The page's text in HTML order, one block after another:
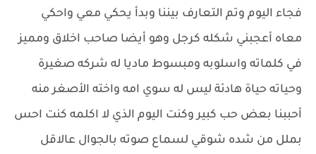
فجاء اليوم وتم التعارف بيننا وبدأ يحكي معي واحكي
معاه أعجبني شكله كرجل وهو أيضا صاحب اخلاق ومميز
في كلماته واسلوبه ومبسوط ماديا له شركه صغيرة
وحياته حياة هادئة ليس له سوي امه واخته الأصغر منه
أحببنا بعض حب كبير وكنت اليوم الذي لا اكلمه كنت احس
بملل من شده شوقي لسماع صوته بالجوال عالاقل